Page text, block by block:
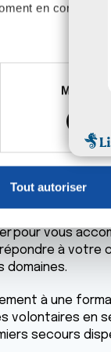
en consultant
à plusieurs
reportez-vous à la
sur les
Marketing
Tout autoriser
d’être formé
pour vous
à votre
domaines.
à une
volontaires en
secours